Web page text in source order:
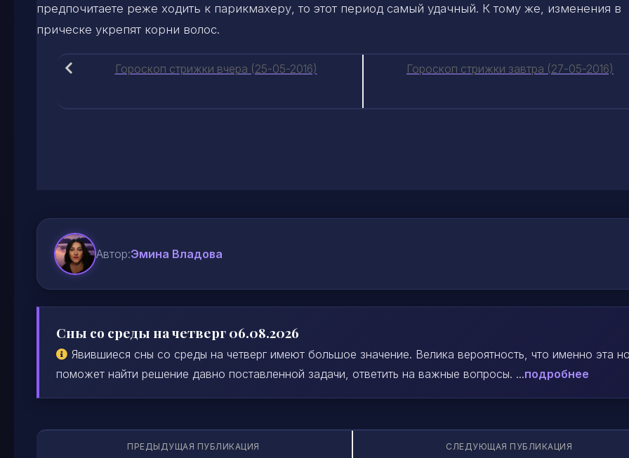
предпочитаете реже ходить к парикмахеру, то этот период самый удачный. К тому же, изменения в
прическе укрепят корни волос.
Гороскоп стрижки завтра (27-05-2016)
Гороскоп стрижки вчера (25-05-2016)
Автор:Эмина Владова
Сны со среды на четверг 06.08.2026
Явившиеся сны со среды на четверг имеют большое значение. Велика вероятность, что именно эта
поможет найти решение давно поставленной задачи, ответить на важные вопросы. ...подробнее
СЛЕДУЮЩАЯ ПУБЛИКАЦИЯ
ПРЕДЫДУЩАЯ ПУБЛИКАЦИЯ